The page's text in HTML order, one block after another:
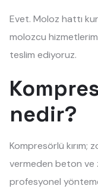
Evet. Moloz hattı
molozcu
teslim ediyoruz.
nedir?
Kompresörlü kırım;
vermeden beton ve
profesyonel